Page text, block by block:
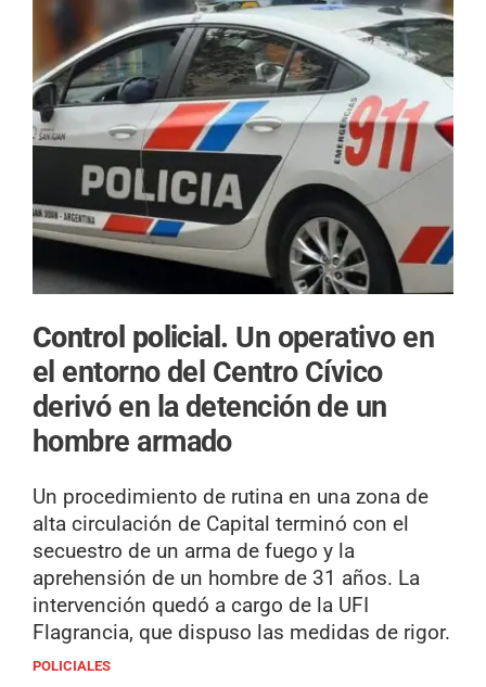
Control policial. Un operativo en
el entorno del Centro Cívico
derivó en la detención de un
hombre armado
Un procedimiento de rutina en una zona de
alta circulación de Capital terminó con el
secuestro de un arma de fuego y la
aprehensión de un hombre de 31 años. La
intervención quedó a cargo de la UFI
Flagrancia, que dispuso las medidas de rigor.
POLICIALES